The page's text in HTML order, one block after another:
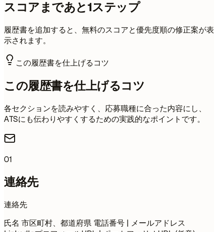
スコアまであと1ステップ
履歴書を追加すると、無料のスコアと優先度順の修正案が表
示されます。
この履歴書を仕上げるコツ
この履歴書を仕上げるコツ
各セクションを読みやすく、応募職種に合った内容にし、
ATSにも伝わりやすくするための実践的なポイントです。
01
連絡先
連絡先
氏名 市区町村、都道府県 電話番号 | メールアドレス